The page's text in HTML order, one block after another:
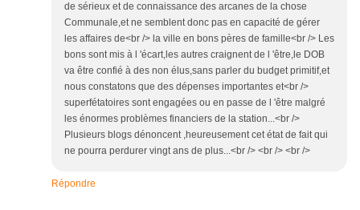
de sérieux et de connaissance des arcanes de la chose
Communale,et ne semblent donc pas en capacité de gérer
les affaires de<br /> la ville en bons pères de famille<br /> Les
bons sont mis à l 'écart,les autres craignent de l 'être,le DOB
va être confié à des non élus,sans parler du budget primitif,et
nous constatons que des dépenses importantes et<br />
superfétatoires sont engagées ou en passe de l 'être malgré
les énormes problèmes financiers de la station...<br />
Plusieurs blogs dénoncent ,heureusement cet état de fait qui
ne pourra perdurer vingt ans de plus...<br /> <br /> <br />
Répondre